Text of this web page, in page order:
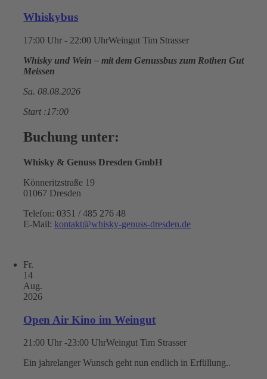
Whiskybus
17:00 Uhr - 22:00 UhrWeingut Tim Strasser
Whisky und Wein – mit dem Genussbus zum Rothen Gut
Meissen
Sa. 08.08.2026
Start :17:00
Buchung unter:
Whisky & Genuss Dresden GmbH
Könneritzstraße 19
01067 Dresden
Telefon: 0351 / 485 276 48
E-Mail: kontakt@whisky-genuss-dresden.de
Fr.
14
Aug.
2026
Open Air Kino im Weingut
21:00 Uhr -23:00 UhrWeingut Tim Strasser
Ein jahrelanger Wunsch geht nun endlich in Erfüllung..